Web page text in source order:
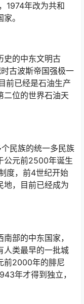
1974年改为共和
。
的中东文明古
古波斯帝国强极一
前已经是石油生产
二位的世界石油天
民族的统一多民族
公元前2500年诞生
度，前4世纪开始
地，目前已经成为
部的中东国家，
人类最早的一批城
前2000年的腓尼
年才得到独立，